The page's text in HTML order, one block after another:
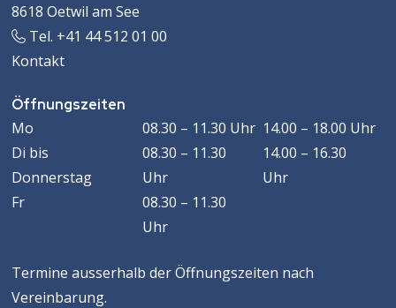
8618 Oetwil am See
Tel. +41 44 512 01 00
Kontakt
Öffnungszeiten
Öffnungszeiten
WOCHENTAG VORMITTAG MACHMITTAG
Mo 08.30 – 11.30 Uhr 14.00 – 18.00 Uhr
Di bis
Donnerstag
08.30 – 11.30
Uhr
14.00 – 16.30
Uhr
Fr
08.30 – 11.30
Uhr
Termine ausserhalb der Öffnungszeiten nach
Vereinbarung.